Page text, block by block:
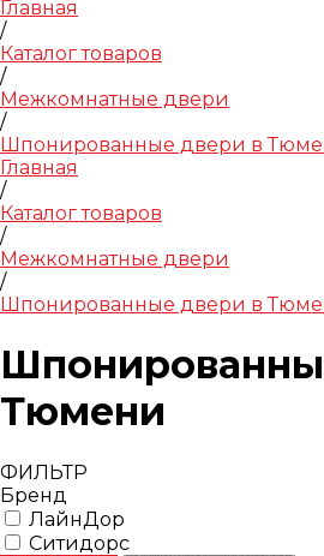
Главная
/
Каталог товаров
/
Межкомнатные двери
/
Шпонированные двери в
Главная
/
Каталог товаров
/
Межкомнатные двери
/
Шпонированные двери в
Тюмени
ФИЛЬТР
Бренд
ЛайнДор
Ситидорс